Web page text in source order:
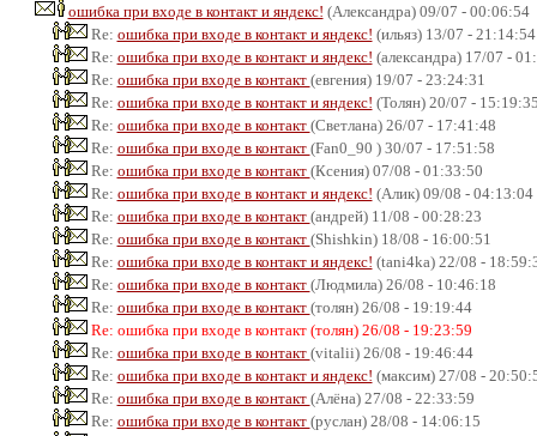
ошибка при входе в контакт и яндекс! (Александра) 09/07 - 00:06:54
Re: ошибка при входе в контакт и яндекс! (ильяз) 13/07 - 21:14:54
Re: ошибка при входе в контакт и яндекс! (александра) 17/07 -
Re: ошибка при входе в контакт (евгения) 19/07 - 23:24:31
Re: ошибка при входе в контакт и яндекс! (Толян) 20/07 -
Re: ошибка при входе в контакт (Светлана) 26/07 - 17:41:48
Re: ошибка при входе в контакт (Fan0_90 ) 30/07 - 17:51:58
Re: ошибка при входе в контакт (Ксения) 07/08 - 01:33:50
Re: ошибка при входе в контакт и яндекс! (Алик) 09/08 - 04:13:04
Re: ошибка при входе в контакт (андрей) 11/08 - 00:28:23
Re: ошибка при входе в контакт (Shishkin) 18/08 - 16:00:51
Re: ошибка при входе в контакт и яндекс! (tani4ka) 22/08 -
Re: ошибка при входе в контакт (Людмила) 26/08 - 10:46:18
Re: ошибка при входе в контакт (толян) 26/08 - 19:19:44
Re: ошибка при входе в контакт (толян) 26/08 - 19:23:59
Re: ошибка при входе в контакт (vitalii) 26/08 - 19:46:44
Re: ошибка при входе в контакт и яндекс! (максим) 27/08 -
Re: ошибка при входе в контакт (Алёна) 27/08 - 22:33:59
Re: ошибка при входе в контакт (руслан) 28/08 - 14:06:15